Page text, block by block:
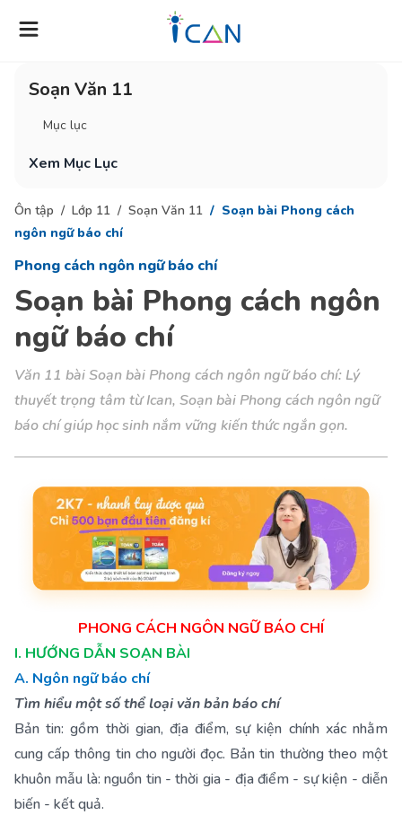
Soạn Văn 11
Mục lục
Xem Mục Lục
Ôn tập Lớp 11 Soạn Văn 11
Soạn bài Phong cách
ngôn ngữ báo chí
Phong cách ngôn ngữ báo chí
Soạn bài Phong cách ngôn
ngữ báo chí
Văn 11 bài Soạn bài Phong cách ngôn ngữ báo chí: Lý
thuyết trọng tâm từ Ican, Soạn bài Phong cách ngôn ngữ
báo chí giúp học sinh nắm vững kiến thức ngắn gọn.
PHONG CÁCH NGÔN NGỮ BÁO CHÍ
I. HƯỚNG DẪN SOẠN BÀI
A. Ngôn ngữ báo chí
Tìm hiểu một số thể loại văn bản báo chí
Bản tin: gồm thời gian, địa điểm, sự kiện chính xác nhằm
cung cấp thông tin cho người đọc. Bản tin thường theo một
khuôn mẫu là: nguồn tin - thời gia - địa điểm - sự kiện - diễn
biến - kết quả.